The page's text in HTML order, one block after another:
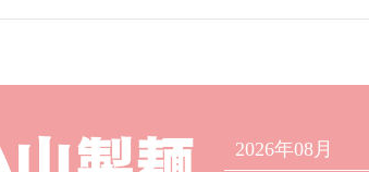
2026年08月